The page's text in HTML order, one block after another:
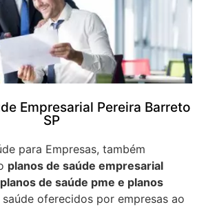
Empresarial Pereira Barreto
SP
para Empresas, também
planos de saúde empresarial
de saúde pme e planos
oferecidos por empresas ao